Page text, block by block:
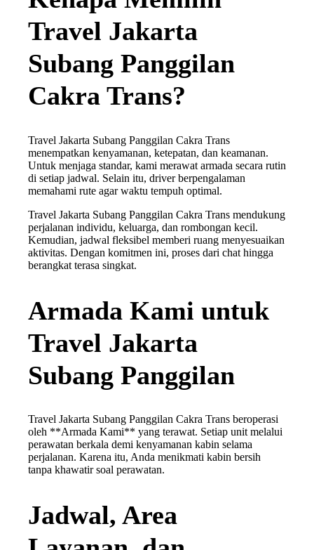
Travel Jakarta
Subang Panggilan
Cakra Trans?
Travel Jakarta Subang Panggilan Cakra Trans
menempatkan kenyamanan, ketepatan, dan keamanan.
Untuk menjaga standar, kami merawat armada secara rutin
di setiap jadwal. Selain itu, driver berpengalaman
memahami rute agar waktu tempuh optimal.
Travel Jakarta Subang Panggilan Cakra Trans mendukung
perjalanan individu, keluarga, dan rombongan kecil.
Kemudian, jadwal fleksibel memberi ruang menyesuaikan
aktivitas. Dengan komitmen ini, proses dari chat hingga
berangkat terasa singkat.
Armada Kami untuk
Travel Jakarta
Subang Panggilan
Travel Jakarta Subang Panggilan Cakra Trans beroperasi
oleh **Armada Kami** yang terawat. Setiap unit melalui
perawatan berkala demi kenyamanan kabin selama
perjalanan. Karena itu, Anda menikmati kabin bersih
tanpa khawatir soal perawatan.
Jadwal, Area